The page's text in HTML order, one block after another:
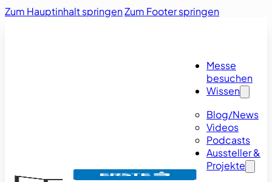
Zum Hauptinhalt springenZum Footer springen
Messe
besuchen
Wissen
Blog/News
Videos
Podcasts
Aussteller &
Projekte